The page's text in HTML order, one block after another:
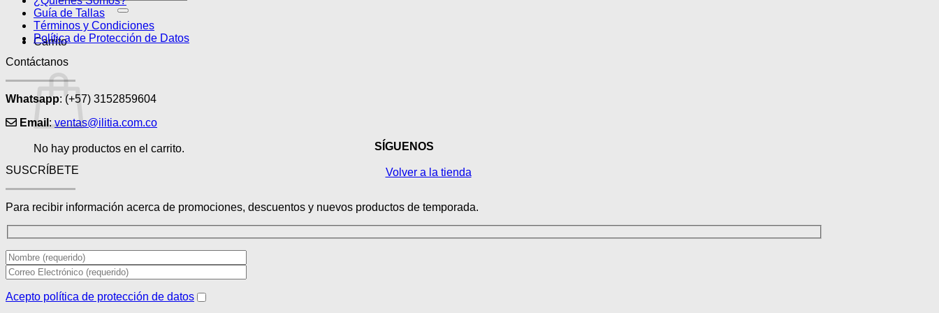
por:
Carrito
No hay productos en el carrito.
Volver a la tienda
Guía de Tallas
Términos y Condiciones
Política de Protección de Datos
Contáctanos
Whatsapp: (+57) 3152859604
Email:ventas@ilitia.com.co
SÍGUENOS
SUSCRÍBETE
Para recibir información acerca de promociones, descuentos y nuevos productos de temporada.
Acepto política de protección de datos